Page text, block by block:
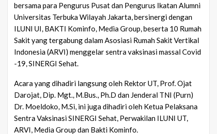
bersama para Pengurus Pusat dan Pengurus Ikatan Alumni
Universitas Terbuka Wilayah Jakarta, bersinergi dengan
ILUNI UI, BAKTI Kominfo, Media Group, beserta 10 Rumah
Sakit yang tergabung dalam Asosiasi Rumah Sakit Vertikal
Indonesia (ARVI) menggelar sentra vaksinasi massal Covid
-19, SINERGI Sehat.
Acara yang dihadiri langsung oleh Rektor UT, Prof. Ojat
Darojat, Dip. Mgt., M.Bus., Ph.D dan Jenderal TNI (Purn)
Dr. Moeldoko, M.Si, ini juga dihadiri oleh Ketua Pelaksana
Sentra Vaksinasi SINERGI Sehat, Perwakilan ILUNI UT,
ARVI, Media Group dan Bakti Kominfo.